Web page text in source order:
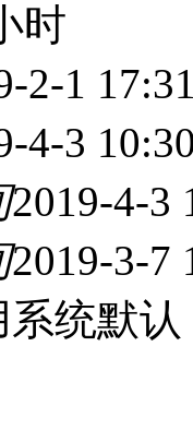
时
2-1
4-3
2019-4-3
2019-3-7
统默认